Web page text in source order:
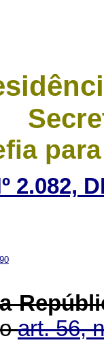
2.082,
art. 56,